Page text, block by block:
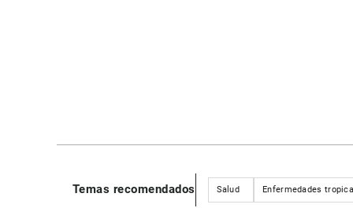
Temas recomendados Salud Enfermedades